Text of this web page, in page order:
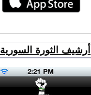
أرشيف الثورة السورية